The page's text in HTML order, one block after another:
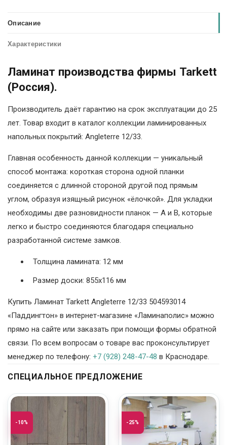
Описание
Характеристики
Ламинат производства фирмы Tarkett
(Россия).
Производитель даёт гарантию на срок эксплуатации до 25
лет. Товар входит в каталог коллекции ламинированных
напольных покрытий: Angleterre 12/33.
Главная особенность данной коллекции — уникальный
способ монтажа: короткая сторона одной планки
соединяется с длинной стороной другой под прямым
углом, образуя изящный рисунок «ёлочкой». Для укладки
необходимы две разновидности планок — А и В, которые
легко и быстро соединяются благодаря специально
разработанной системе замков.
Толщина ламината: 12 мм
Размер доски: 855х116 мм
Купить Ламинат Tarkett Angleterre 12/33 504593014
«Паддингтон» в интернет-магазине «Ламинаполис» можно
прямо на сайте или заказать при помощи формы обратной
связи. По всем вопросам о товаре вас проконсультирует
менеджер по телефону: +7 (928) 248-47-48 в Краснодаре.
СПЕЦИАЛЬНОЕ ПРЕДЛОЖЕНИЕ
-10% -25%